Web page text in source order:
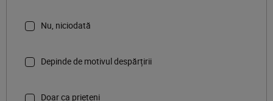
Nu, niciodată
Depinde de motivul despărțirii
Doar ca prieteni